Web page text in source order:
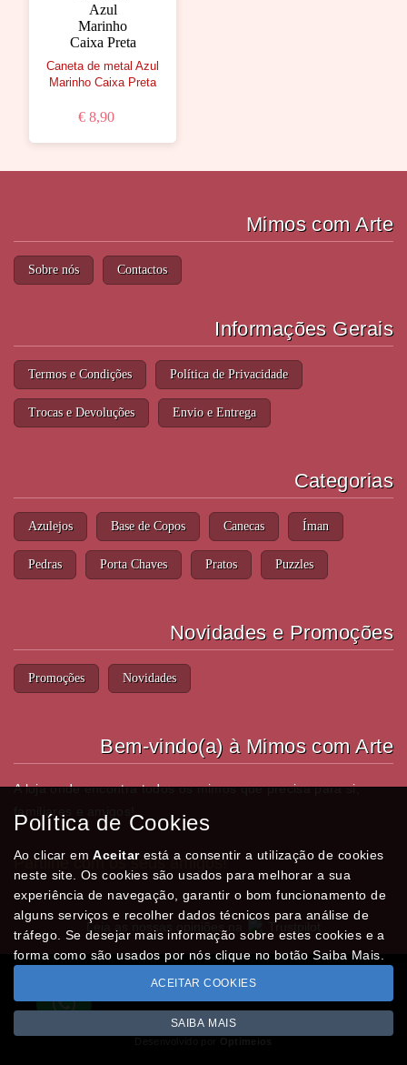
Caneta de metal Azul
Marinho Caixa Preta
€ 8,90
Mimos com Arte
Sobre nós Contactos
Informações Gerais
Termos e Condições Política de Privacidade
Trocas e Devoluções Envio e Entrega
Categorias
Azulejos Base de Copos Canecas Íman
Pedras Porta Chaves Pratos Puzzles
Novidades e Promoções
Promoções Novidades
Bem-vindo(a) à Mimos com Arte
A loja onde encontra todos os mimos que precisa para si,
familiares e amigos!
Partilhe com os seus amigos!
Leia as nossas opiniões na Trustpilot
Todos os valores incluem IVA à taxa em vigor
Copyright © MIMOSCOMARTE.pt 2026
Política de Cookies
Ao clicar emAceitarestá a consentir a utilização de cookies
neste site. Os cookies são usados para melhorar a sua
experiência de navegação, garantir o bom funcionamento de
alguns serviços e recolher dados técnicos para análise de
tráfego. Se desejar mais informação sobre estes cookies e a
forma como são usados por nós clique no botão Saiba Mais.
ACEITAR COOKIES
SAIBA MAIS